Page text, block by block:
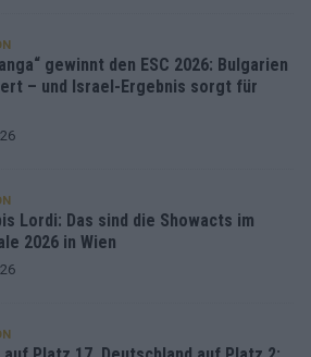
gewinnt den ESC 2026: Bulgarien
– und Israel-Ergebnis sorgt für
Lordi: Das sind die Showacts im
2026 in Wien